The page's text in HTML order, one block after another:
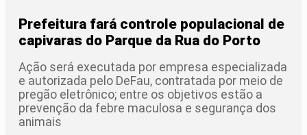
Prefeitura fará controle populacional de
capivaras do Parque da Rua do Porto
Ação será executada por empresa especializada
e autorizada pelo DeFau, contratada por meio de
pregão eletrônico; entre os objetivos estão a
prevenção da febre maculosa e segurança dos
animais